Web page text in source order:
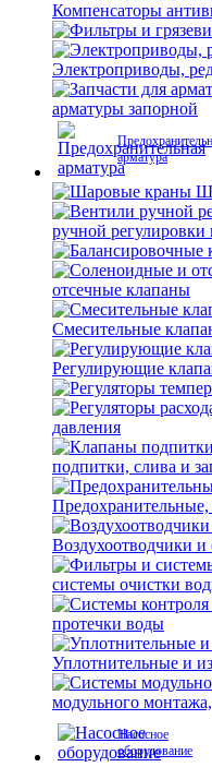
Компенсаторы
Электроприводы,
арматуры запорной
арматура
ручной регулировки
отсечные клапаны
Смесительные
Регулирующие
давления
подпитки, слива и
Воздухоотводчики и
системы очистки
протечки воды
Уплотнительные и
модульного
Насосное
оборудование